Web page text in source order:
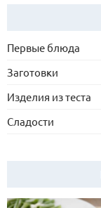
Первые блюда
Заготовки
Изделия из теста
Сладости